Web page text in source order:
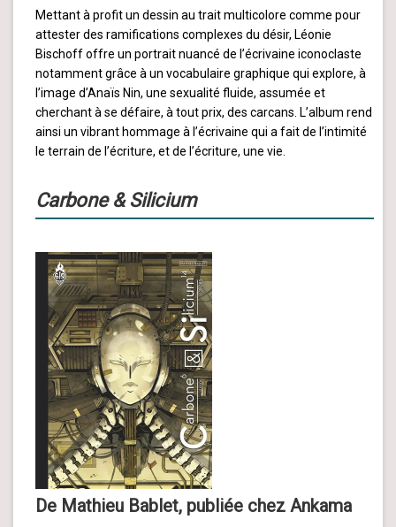
Mettant à profit un dessin au trait multicolore comme pour
attester des ramifications complexes du désir, Léonie
Bischoff offre un portrait nuancé de l’écrivaine iconoclaste
notamment grâce à un vocabulaire graphique qui explore, à
l’image d’Anaïs Nin, une sexualité fluide, assumée et
cherchant à se défaire, à tout prix, des carcans. L’album rend
ainsi un vibrant hommage à l’écrivaine qui a fait de l’intimité
le terrain de l’écriture, et de l’écriture, une vie.
Carbone & Silicium
De Mathieu Bablet, publiée chez Ankama